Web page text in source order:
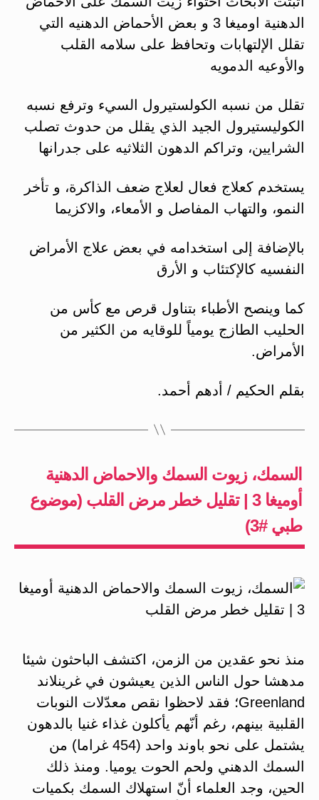
الدهنية اوميغا 3 و بعض الأحماض الدهنيه التي
تقلل الإلتهابات وتحافظ على سلامه القلب
والأوعيه الدمويه
تقلل من نسبه الكولستيرول السيء وترفع نسبه
الكوليستيرول الجيد الذي يقلل من حدوث تصلب
الشرايين، وتراكم الدهون الثلاثيه على جدرانها
يستخدم كعلاج فعال لعلاج ضعف الذاكرة، و تأخر
النمو، والتهاب المفاصل و الأمعاء، والاكزيما
بالإضافة إلى استخدامه في بعض علاج الأمراض
النفسيه كالإكتئاب و الأرق
كما وينصح الأطباء بتناول قرص مع كأس من
الحليب الطازج يومياً للوقايه من الكثير من
الأمراض.
بقلم الحكيم / أدهم أحمد.
السمك، زيوت السمك والاحماض الدهنية
أوميغا 3 | تقليل خطر مرض القلب (موضوع
طبي #3)
منذ نحو عقدين من الزمن، اكتشف الباحثون شيئا
مدهشا حول الناس الذين يعيشون في غرينلاند
Greenland؛ فقد لاحظوا نقص معدّلات النوبات
القلبية بينهم، رغم أنّهم يأكلون غذاء غنيا بالدهون
يشتمل على نحو باوند واحد (454 غراما) من
السمك الدهني ولحم الحوت يوميا. ومنذ ذلك
الحين، وجد العلماء أنّ استهلاك السمك بكميات